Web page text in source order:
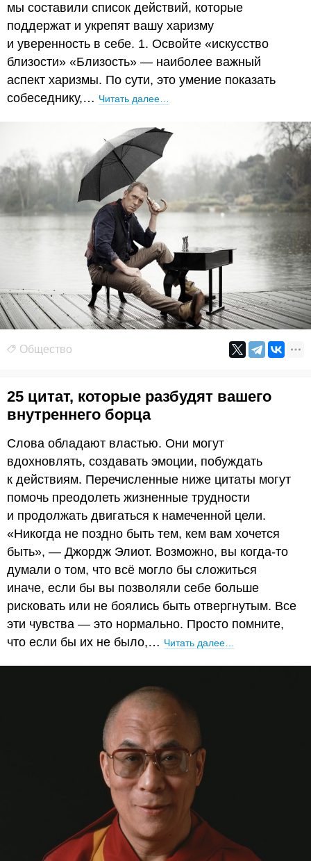
мы составили список действий, которые
поддержат и укрепят вашу харизму
и уверенность в себе. 1. Освойте «искусство
близости» «Близость» — наиболее важный
аспект харизмы. По сути, это умение показать
собеседнику,… Читать далее…
Общество
25 цитат, которые разбудят вашего
внутреннего борца
Слова обладают властью. Они могут
вдохновлять, создавать эмоции, побуждать
к действиям. Перечисленные ниже цитаты могут
помочь преодолеть жизненные трудности
и продолжать двигаться к намеченной цели.
«Никогда не поздно быть тем, кем вам хочется
быть», — Джордж Элиот. Возможно, вы когда-то
думали о том, что всё могло бы сложиться
иначе, если бы вы позволяли себе больше
рисковать или не боялись быть отвергнутым. Все
эти чувства — это нормально. Просто помните,
что если бы их не было,… Читать далее…